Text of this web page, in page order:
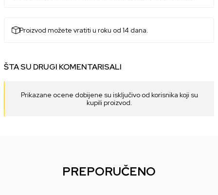
Proizvod možete vratiti u roku od 14 dana.
ŠTA SU DRUGI KOMENTARISALI
Prikazane ocene dobijene su isključivo od korisnika koji su
kupili proizvod.
PREPORUČENO